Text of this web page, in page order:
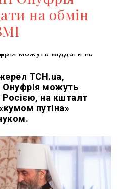
на обмін
ТСН.ua,
можуть
Росією, на кшталт
путіна»